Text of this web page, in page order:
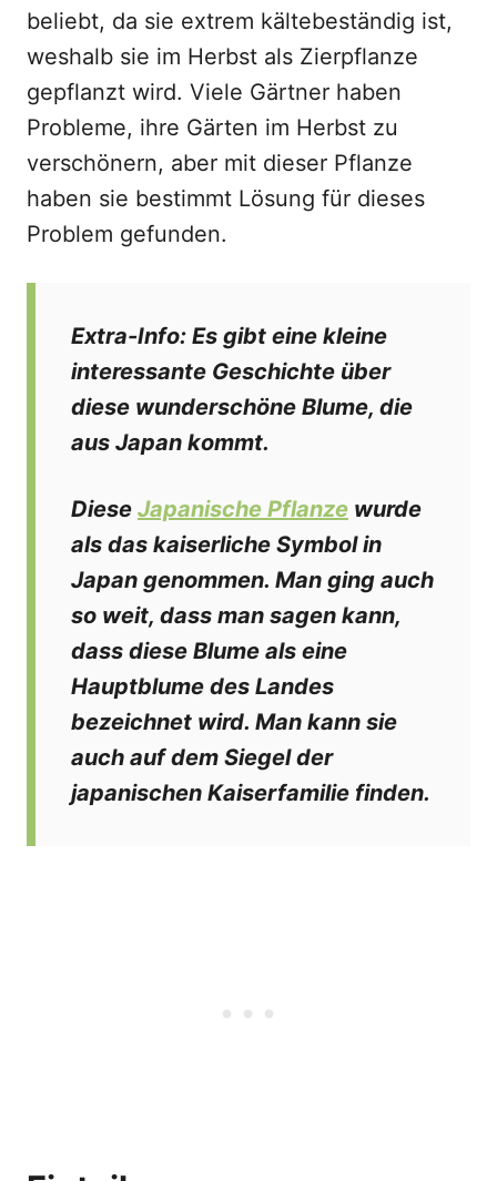
beliebt, da sie extrem kältebeständig ist,
weshalb sie im Herbst als Zierpflanze
gepflanzt wird. Viele Gärtner haben
Probleme, ihre Gärten im Herbst zu
verschönern, aber mit dieser Pflanze
haben sie bestimmt Lösung für dieses
Problem gefunden.
Extra-Info: Es gibt eine kleine
interessante Geschichte über
diese wunderschöne Blume, die
aus Japan kommt.
Diese Japanische Pflanze wurde
als das kaiserliche Symbol in
Japan genommen. Man ging auch
so weit, dass man sagen kann,
dass diese Blume als eine
Hauptblume des Landes
bezeichnet wird. Man kann sie
auch auf dem Siegel der
japanischen Kaiserfamilie finden.